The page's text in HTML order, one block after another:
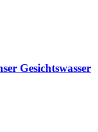
Gesichtswasser